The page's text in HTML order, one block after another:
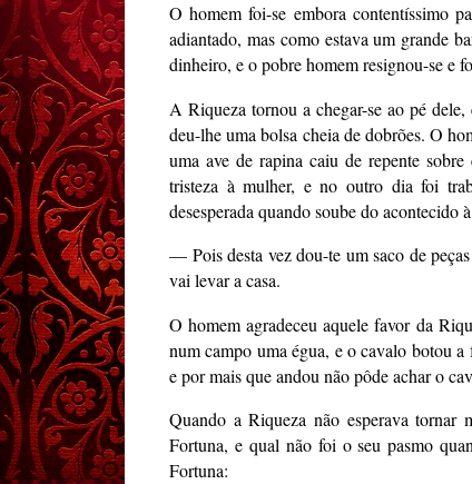
O homem foi-se embora contentíssimo
adiantado, mas como estava um grande
dinheiro, e o pobre homem resignou-se e
A Riqueza tornou a chegar-se ao pé
deu-lhe uma bolsa cheia de dobrões. O
uma ave de rapina caiu de repente
tristeza à mulher, e no outro dia foi
desesperada quando soube do acontecido
— Pois desta vez dou-te um saco de
vai levar a casa.
O homem agradeceu aquele favor da
num campo uma égua, e o cavalo botou
e por mais que andou não pôde achar o
Quando a Riqueza não esperava
Fortuna, e qual não foi o seu pasmo
Fortuna: